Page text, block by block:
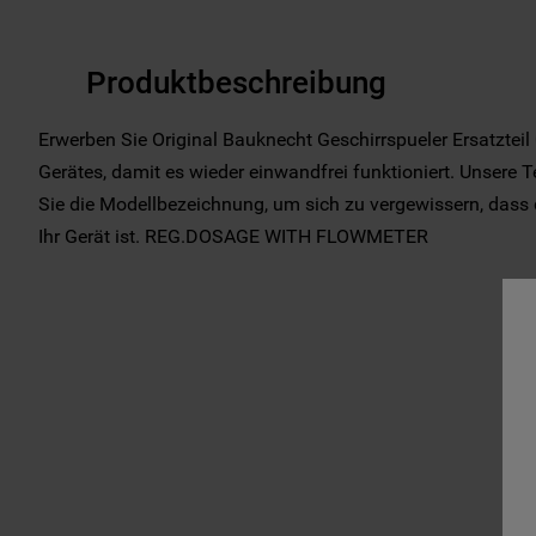
Produktbeschreibung
Erwerben Sie Original Bauknecht Geschirrspueler
Gerätes, damit es wieder einwandfrei funktioniert. Unsere
Sie die Modellbezeichnung, um sich zu vergewissern,
Ihr Gerät ist. REG.DOSAGE WITH FLOWMETER